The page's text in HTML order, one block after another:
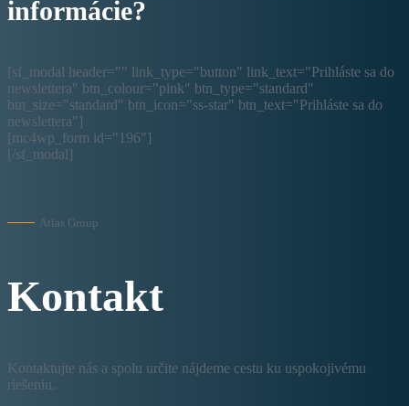
informácie?
[sf_modal header="" link_type="button" link_text="Prihláste sa do
newslettera" btn_colour="pink" btn_type="standard"
btn_size="standard" btn_icon="ss-star" btn_text="Prihláste sa do
newslettera"]
[mc4wp_form id="196"]
[/sf_modal]
Atlas Group
Kontakt
Kontaktujte nás a spolu určite nájdeme cestu ku uspokojivému
riešeniu.